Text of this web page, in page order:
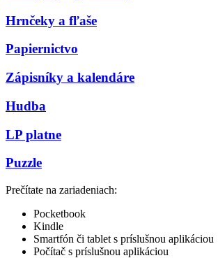
Hrnčeky a fľaše
Papiernictvo
Zápisníky a kalendáre
Hudba
LP platne
Puzzle
Prečítate na zariadeniach:
Pocketbook
Kindle
Smartfón či tablet s príslušnou aplikáciou
Počítač s príslušnou aplikáciou